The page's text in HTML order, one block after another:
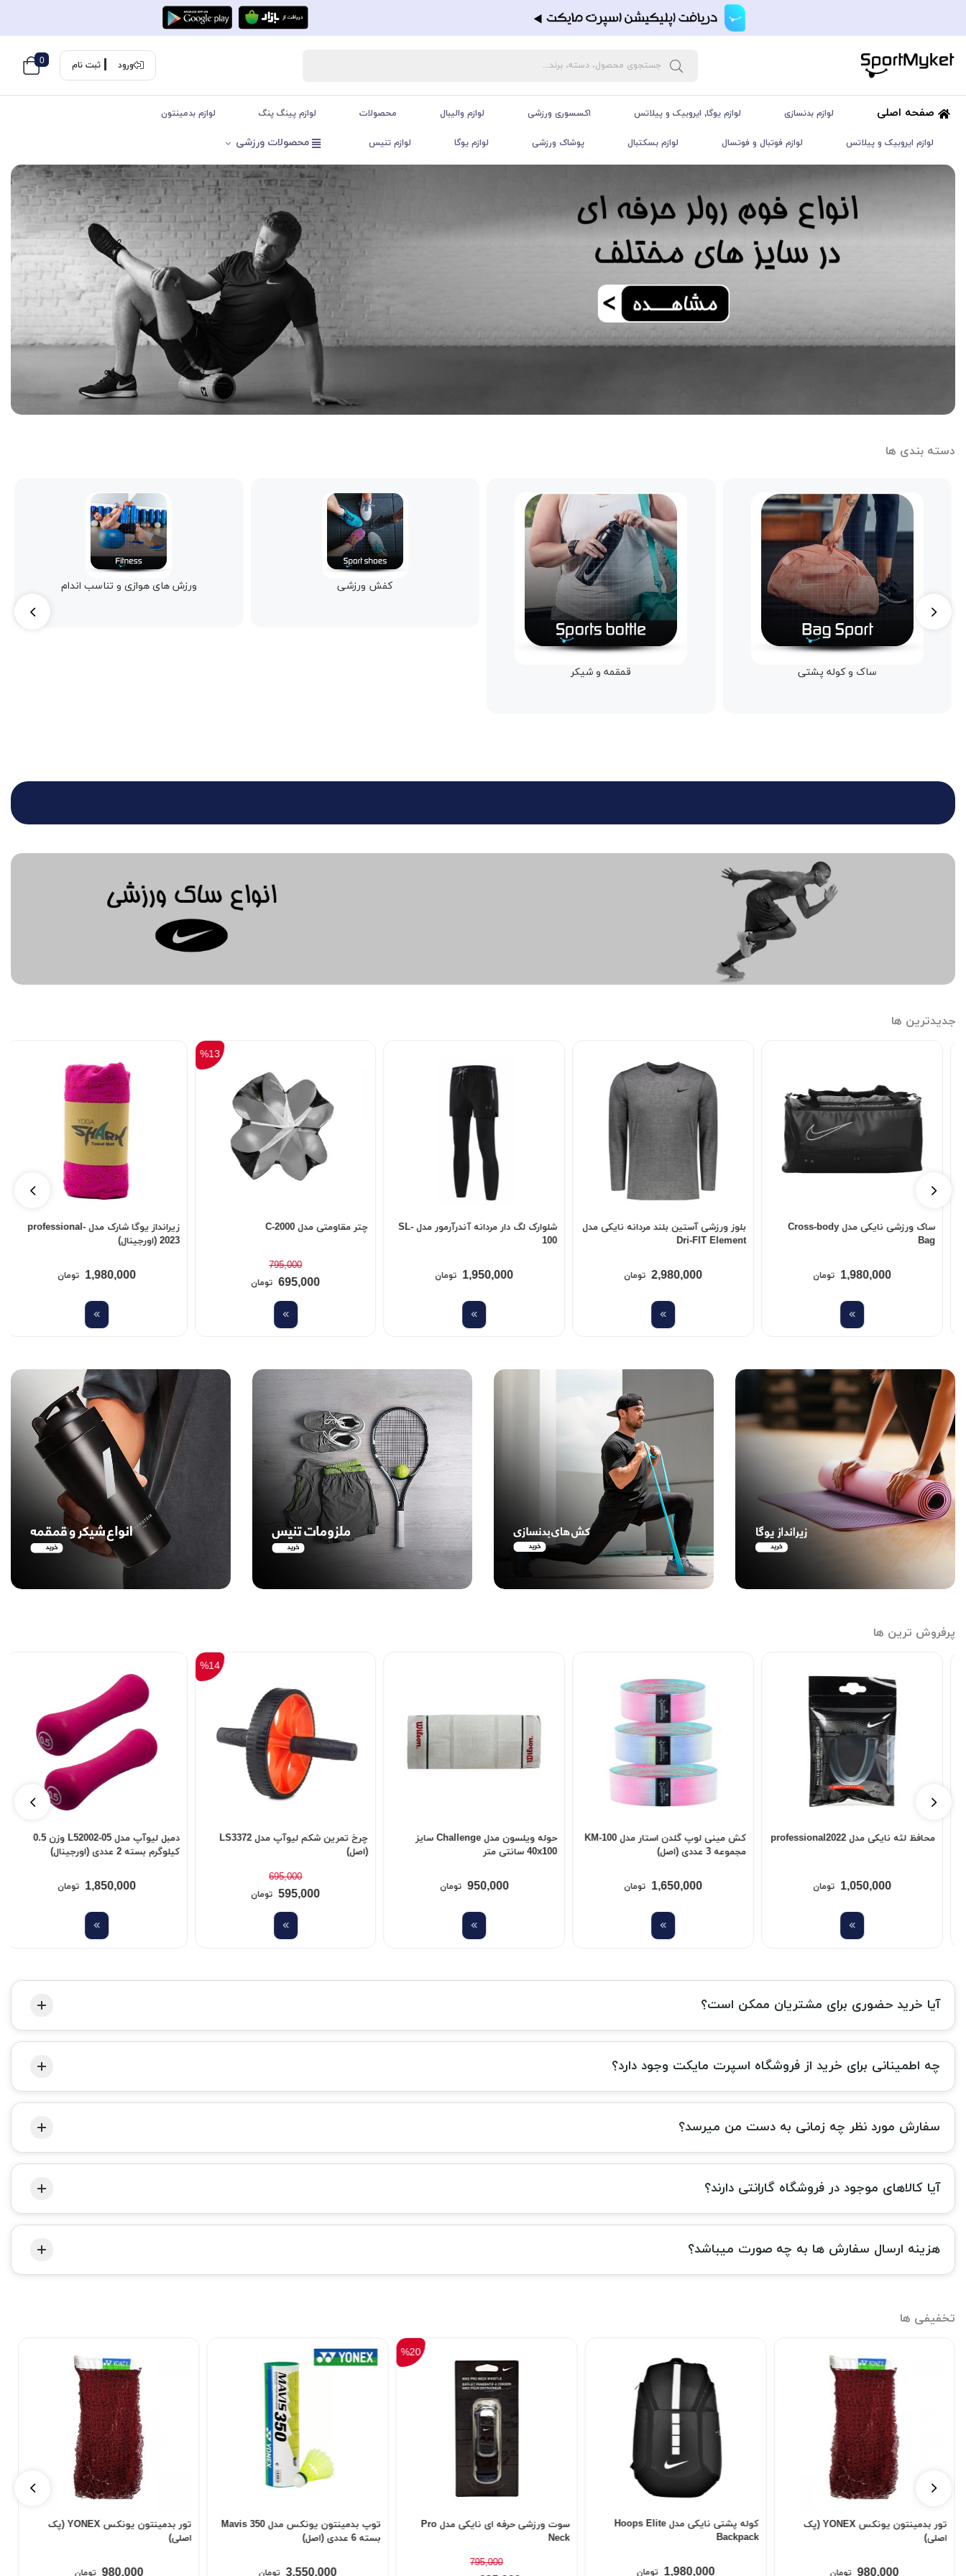
ورود ثبت نام 0
صفحه اصلی لوازم بدنسازی لوازم یوگا, ایروبیک و پیلاتس اکسسوری ورزشی لوازم والیبال محصولات لوازم پینگ پنگ لوازم بدمینتون
لوازم ایروبیک و پیلاتس لوازم فوتبال و فوتسال لوازم بسکتبال پوشاک ورزشی لوازم یوگا لوازم تنیس محصولات ورزشی
دسته بندی ها
قمقمه و شیکر
کفش ورزشی ورزش های هوازی و تناسب اندام اکسسوری ورزشی زنانه و مردانه
جدیدترین ها
بلوز ورزشی آستین بلند مردانه نایکی مدل
2,980,000
شلوارک لگ دار مردانه آندرآرمور مدل SL-
100
1,950,000
چتر مقاومتی مدل C-2000
695,000
1,980,000
زیر انداز یوگا شارک مدل چوب پنبه
ضخامت 6 میلی متر
2,450,000
پرفروش ترین ها
کش مینی لوپ گلدن استار مدل KM-100
1,650,000
حوله ویلسون مدل Challenge سایز
40x100 سانتی متر
950,000
(اصل)
595,000
1,850,000
محافظ لثه نایکی مدل professional2022
1,050,000
آیا خرید حضوری برای مشتریان ممکن است؟
چه اطمینانی برای خرید از فروشگاه اسپرت مایکت وجود دارد؟
سفارش مورد نظر چه زمانی به دست من میرسد؟
آیا کالاهای موجود در فروشگاه گارانتی دارند؟
هزینه ارسال سفارش ها به چه صورت میباشد؟
تخفیفی ها
تور بدمینتون یونکس YONEX (پک
اصلی)
تومان
کوله پشتی نایکی مدل Hoops Elite
Backpack
1,980,000 تومان
سوت ورزشی حرفه ای نایکی مدل Pro
Neck
795,000
%20
توپ بدمینتون یونکس مدل Mavis 350
بسته 6 عددی (اصل)
تومان
تور بدمینتون یونکس YONEX (پک
اصلی)
تومان